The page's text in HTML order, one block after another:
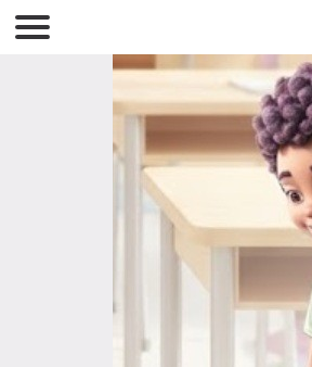
לראות מעבר לקושי- עקיפת קשיי קריאה